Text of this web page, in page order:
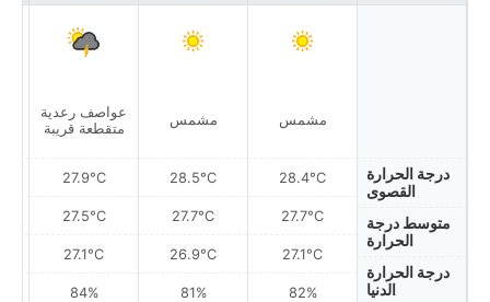
درجة الحرارة
القصوى
متوسط درجة
الحرارة
درجة الحرارة
الدنيا
مشمس
28.4°C
27.7°C
27.1°C
82%
مشمس
28.5°C
27.7°C
26.9°C
81%
عواصف رعدية
متقطعة قريبة
27.9°C
27.5°C
27.1°C
84%